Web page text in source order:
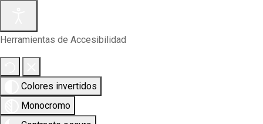
Herramientas de Accesibilidad
Colores invertidos
Monocromo